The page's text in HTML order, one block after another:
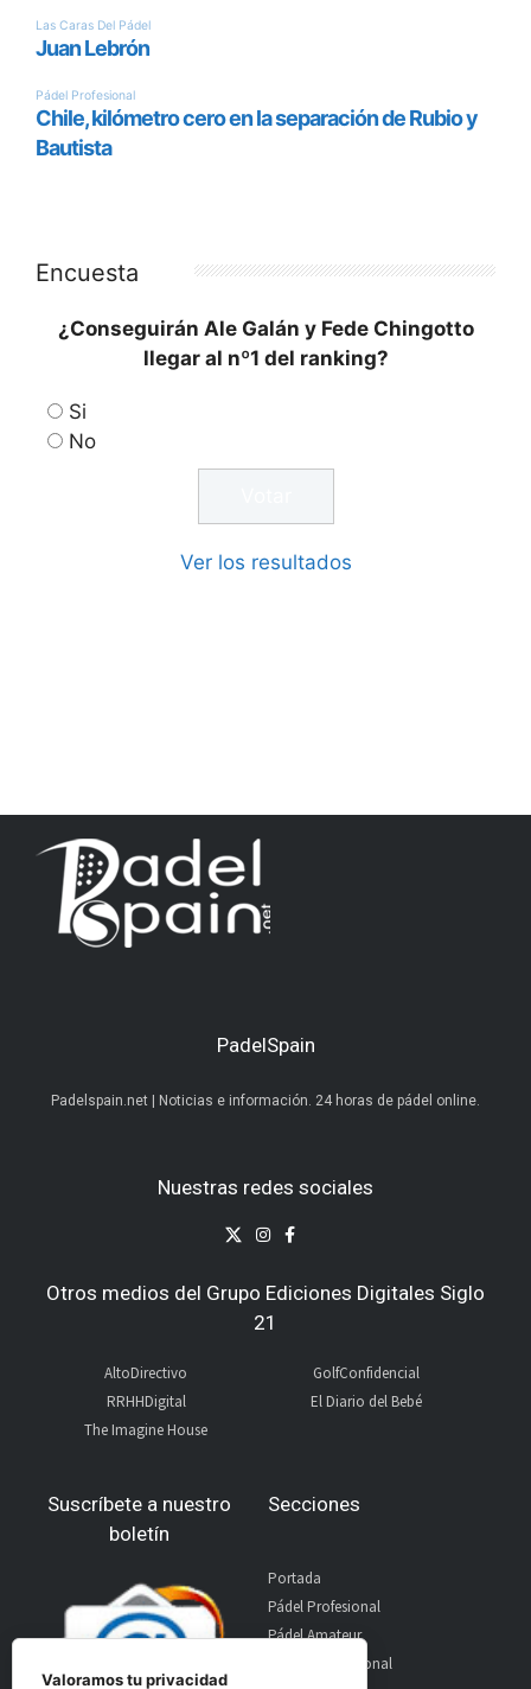
Encuesta
¿Conseguirán Ale Galán y Fede Chingotto
llegar al nº1 del ranking?
Si
No
Ver los resultados
PadelSpain
Padelspain.net | Noticias e información. 24 horas de pádel online.
Nuestras redes sociales
Otros medios del Grupo Ediciones Digitales Siglo
21
AltoDirectivo
RRHHDigital
The Imagine House
GolfConfidencial
El Diario del Bebé
Suscríbete a nuestro
boletín
Secciones
Portada
Pádel Profesional
Pádel Amateur
Pádel Internacional
Valoramos tu privacidad